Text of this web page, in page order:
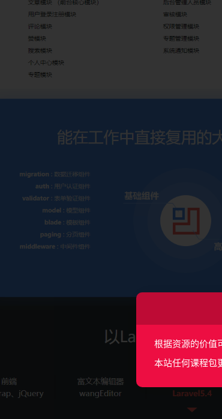
根据资源的价值
本站任何课程包